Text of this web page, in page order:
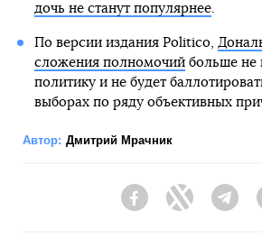
дочь не станут популярнее.
По версии издания Politico,
сложения полномочийбольше не
политику и не будет
выборах по ряду объективных
Автор: Дмитрий Мрачник
FacebookTwitter